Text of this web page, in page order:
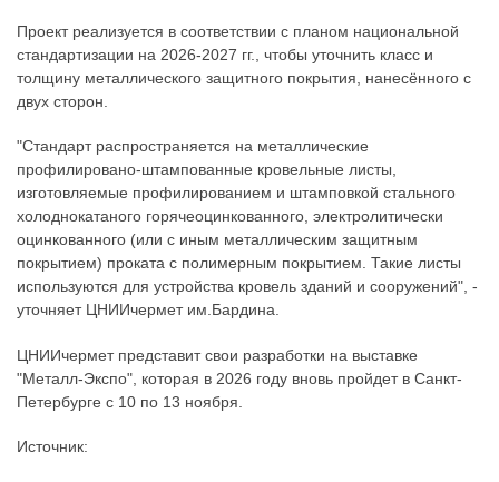
Проект реализуется в соответствии с планом национальной
стандартизации на 2026-2027 гг., чтобы уточнить класс и
толщину металлического защитного покрытия, нанесённого с
двух сторон.
"Стандарт распространяется на металлические
профилировано-штампованные кровельные листы,
изготовляемые профилированием и штамповкой стального
холоднокатаного горячеоцинкованного, электролитически
оцинкованного (или с иным металлическим защитным
покрытием) проката с полимерным покрытием. Такие листы
используются для устройства кровель зданий и сооружений", -
уточняет ЦНИИчермет им.Бардина.
ЦНИИчермет представит свои разработки на выставке
"Металл-Экспо", которая в 2026 году вновь пройдет в Санкт-
Петербурге с 10 по 13 ноября.
Источник: